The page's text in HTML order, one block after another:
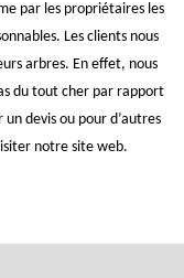
par les propriétaires les
Les clients nous
arbres. En effet, nous
du tout cher par rapport
devis ou pour d’autres
notre site web.